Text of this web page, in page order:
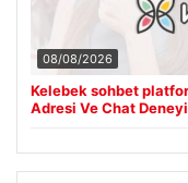
08/08/2026
Kelebek sohbet
Adresi Ve Chat